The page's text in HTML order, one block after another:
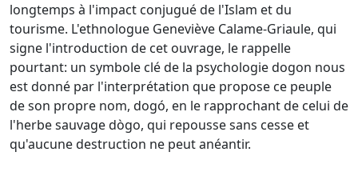
longtemps à l'impact conjugué de l'Islam et du
tourisme. L'ethnologue Geneviève Calame-Griaule, qui
signe l'introduction de cet ouvrage, le rappelle
pourtant: un symbole clé de la psychologie dogon nous
est donné par l'interprétation que propose ce peuple
de son propre nom, dogó, en le rapprochant de celui de
l'herbe sauvage dògo, qui repousse sans cesse et
qu'aucune destruction ne peut anéantir.